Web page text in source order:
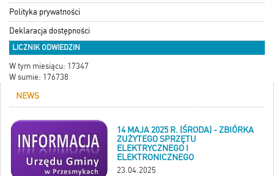
Polityka prywatności
Deklaracja dostępności
LICZNIK ODWIEDZIN
W tym miesiącu: 17347
W sumie: 176738
NEWS
14 MAJA 2025 R. (ŚRODA) - ZBIÓRKA
ZUŻYTEGO SPRZĘTU
ELEKTRYCZNEGO I
ELEKTRONICZNEGO
23.04.2025